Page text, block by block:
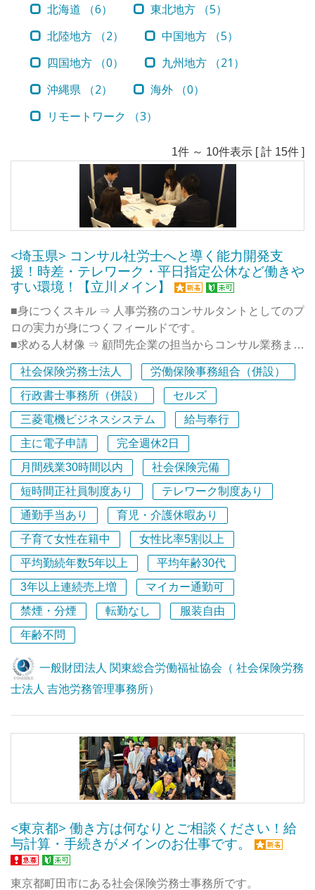
北海道 （6）
東北地方 （5）
北陸地方 （2）
中国地方 （5）
四国地方 （0）
九州地方 （21）
沖縄県 （2）
海外 （0）
リモートワーク （3）
1件 ～ 10件表示 [ 計 15件 ]
<埼玉県> コンサル社労士へと導く能力開発支
援！時差・テレワーク・平日指定公休など働きや
すい環境！【立川メイン】
■身につくスキル ⇒ 人事労務のコンサルタントとしてのプ
ロの実力が身につくフィールドです。
■求める人材像 ⇒ 顧問先企業の担当からコンサル業務まで
をこなせるコンサル型の社労士を目指していきたい人で
す。
■充実したキャリア開発支援（研修体制）⇒ スタッフのス
キルアップに力を入れており、多数の研修動画視聴、人事
労務専門誌のWEB購読（費用は事務所負担）が可能で、
定期的な所内研修では先輩社労士の労務相談解決事例の共
有等を積極的に行っています！
■当法人は、人事労務分野の総合的なコンサルティング組
織である「一般財団法人 関東総合労働福祉協会」を運営
母体とし、そこに所属する社会保険労務士を構成メンバー
として同法人内に「社会保険労務士法人 吉池労務管理事
務所」を併設しています。
■20名のスタッフが業務に従事しており、社会保険労務士
が7名、行政書士が3名在籍しています。
■クライアント企業数は約400社（うち顧問先企業は260
社）、年商は概ね1億7000万円～2億円で、過去15年間黒
字経営を続けており、財務状態は極めて安定しています。
人事労務の法律相談（紛争予防支援・紛争解決支援）など
のリーガルサービス、➁人事評価制度や賃金制度の構築・
修サービス、の3分野でお客様から高い評価をいただいて
■埼玉浦和に本社、立川に東京オフィスがあります。仕事
に慣れてきたら、その日の業務内容や気分に応じて、今日
は埼玉、明日は東京、時差出勤やテレワークなど柔軟な働
社会保険労務士法人
労働保険事務組合（併設）
行政書士事務所（併設）
セルズ
三菱電機ビジネスシステム
給与奉行
主に電子申請
完全週休2日
月間残業30時間以内
社会保険完備
短時間正社員制度あり
テレワーク制度あり
通勤手当あり
育児・介護休暇あり
子育て女性在籍中
女性比率5割以上
平均勤続年数5年以上
平均年齢30代
3年以上連続売上増
マイカー通勤可
禁煙・分煙
転勤なし
服装自由
年齢不問
一般財団法人 関東総合労働福祉協会（ 社会保険労務
士法人 吉池労務管理事務所）
<東京都> 働き方は何なりとご相談ください！給
与計算・手続きがメインのお仕事です。
東京都町田市にある社会保険労務士事務所です。